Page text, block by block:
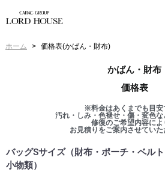
ホーム 価格表(かばん・財布)
かばん・財布
価格表
※料金はあくまでも目安
汚れ・しみ・色褪せ・傷・変色な
修復のご希望内容によ
お見積りをご案内させていた
バッグSサイズ（財布・ポーチ・ベル
小物類）